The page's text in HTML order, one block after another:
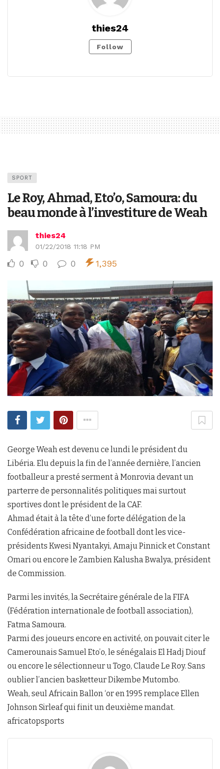
thies24
Follow
SPORT
Le Roy, Ahmad, Eto’o, Samoura: du
beau monde à l’investiture de Weah
thies24
01/22/2018 11:18 PM
0 0 0 1,395
George Weah est devenu ce lundi le président du
Libéria. Elu depuis la fin de l’année dernière, l’ancien
footballeur a presté serment à Monrovia devant un
parterre de personnalités politiques mai surtout
sportives dont le président de la CAF.
Ahmad était à la tête d’une forte délégation de la
Confédération africaine de football dont les vice-
présidents Kwesi Nyantakyi, Amaju Pinnick et Constant
Omari ou encore le Zambien Kalusha Bwalya, président
de Commission.
Parmi les invités, la Secrétaire générale de la FIFA
(Fédération internationale de football association),
Fatma Samoura.
Parmi des joueurs encore en activité, on pouvait citer le
Camerounais Samuel Eto’o, le sénégalais El Hadj Diouf
ou encore le sélectionneur u Togo, Claude Le Roy. Sans
oublier l’ancien basketteur Dikembe Mutombo.
Weah, seul Africain Ballon ‘or en 1995 remplace Ellen
Johnson Sirleaf qui finit un deuxième mandat.
africatopsports